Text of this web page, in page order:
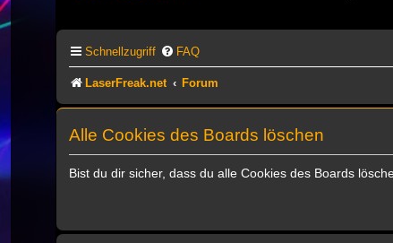
Schnellzugriff FAQ
LaserFreak.net Forum
Alle Cookies des Boards löschen
Bist du dir sicher, dass du alle Cookies des Boards